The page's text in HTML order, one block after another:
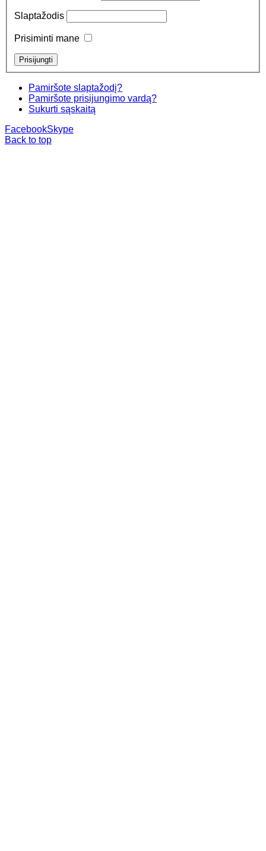
Slaptažodis
Prisiminti mane
Pamiršote slaptažodį?
Pamiršote prisijungimo vardą?
Sukurti sąskaitą
FacebookSkype
Back to top